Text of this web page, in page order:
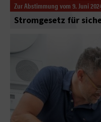
Zur Abstimmung vom 9. Juni
Stromgesetz für